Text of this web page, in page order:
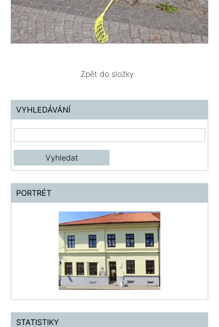
Zpět do složky
VYHLEDÁVÁNÍ
PORTRÉT
STATISTIKY